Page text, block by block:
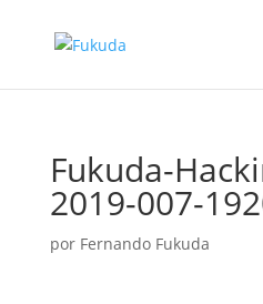
Fukuda-
2019-007-
por Fernando Fukuda